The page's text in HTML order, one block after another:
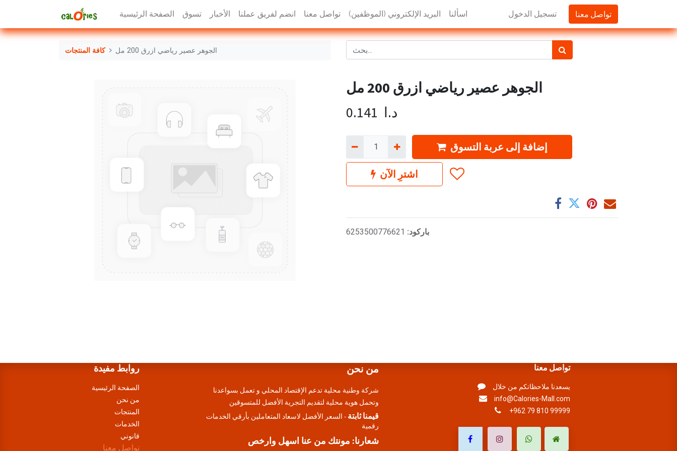
الصفحة الرئيسية تسوق الأخبار انضم لفريق عملنا تواصل معنا البريد الإلكتروني (الموظفين) اسألنا تسجيل الدخول تواصل معنا
كافة المنتجات الجوهر عصير رياضي ازرق 200 مل
الجوهر عصير رياضي ازرق 200 مل
0.141 د.ا
إضافة إلى عربة التسوق
اشترِ الآن
باركود: 6253500776621
روابط مفيدة
الصفحة الرئيسية
من نحن
المنتجات
الخدمات
قانوني
تواصل معنا
من نحن
شركة وطنية محلية تدعم الإقتصاد المحلي و تعمل بسواعدنا
وتحمل هوية محلية لتقديم التجرية الأفضل للمتسوقين
قيمنا ثابتة - السعر الأفضل لاسعاد المتعاملين بأرقي الخدمات
رقمية
شعارنا: مونتك من عنا اسهل وارخص
تواصل معنا
يسعدنا ملاحظاتكم من خلال
info@Calories-Mall.com
+962 79 810 99999